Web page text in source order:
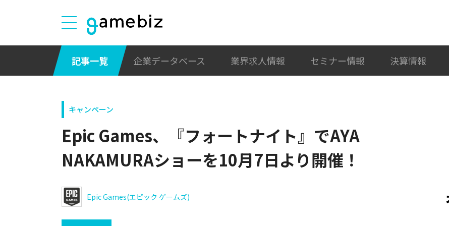
記事一覧 企業データベース 業界求人情報 セミナー情報 決算情報
キャンペーン
Epic Games、『フォートナイト』でAYA
NAKAMURAショーを10月7日より開催！
Epic Games(エピック ゲームズ)